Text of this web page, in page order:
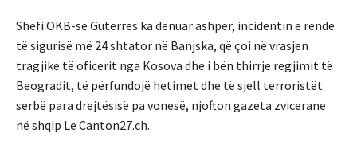
Shefi OKB-së Guterres ka dënuar ashpër, incidentin e rëndë
të sigurisë më 24 shtator në Banjska, që çoi në vrasjen
tragjike të oficerit nga Kosova dhe i bën thirrje regjimit të
Beogradit, të përfundojë hetimet dhe të sjell terroristët
serbë para drejtësisë pa vonesë, njofton gazeta zvicerane
në shqip Le Canton27.ch.